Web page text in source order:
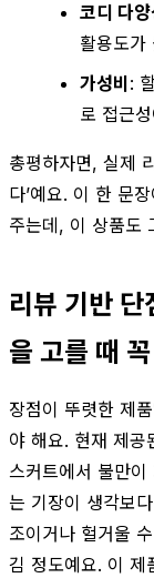
코디 다양
활용도가
가성비 :
로 접근
총평하자면, 실제
다’예요. 이 한 문
주는데, 이 상품도
리뷰 기반
을 고를 때
장점이 뚜렷한 제
야 해요. 현재 제공
스커트에서 불만
는 기장이 생각보
조이거나 헐거울
김 정도예요. 이 제